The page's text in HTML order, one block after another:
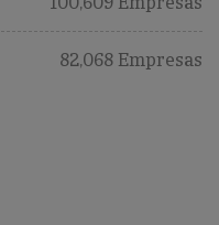
82,068 Empresas